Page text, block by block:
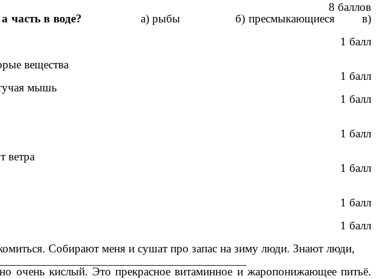
8 баллов
а часть в воде? а) рыбы б) пресмыкающиеся в)
1 балл
вещества
1 балл
мышь
1 балл
1 балл
1 балл
1 балл
1 балл
Собирают меня и сушат про запас на зиму люди. Знают люди,
очень кислый. Это прекрасное витаминное и жаропонижающее питьё.